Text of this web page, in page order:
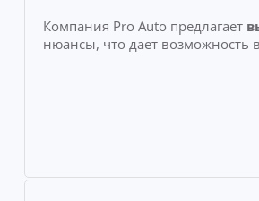
Компания Pro Auto предлагает
нюансы, что дает возможность